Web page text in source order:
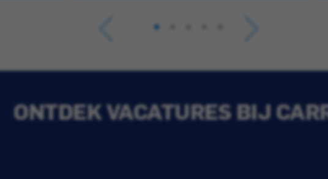
ONTDEK VACATURES BIJ